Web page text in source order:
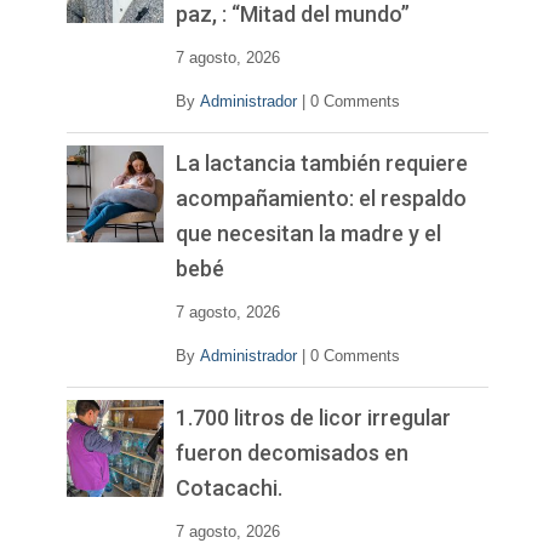
paz, : “Mitad del mundo”
7 agosto, 2026
By Administrador 0 Comments
La lactancia también requiere
acompañamiento: el respaldo
que necesitan la madre y el
bebé
7 agosto, 2026
By Administrador 0 Comments
1.700 litros de licor irregular
fueron decomisados en
Cotacachi.
7 agosto, 2026